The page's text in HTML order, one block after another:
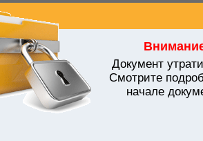
Документ
Смотрите
начале
УЗБЕКИСТАНА
хозяйственной и
от 17.06.1994 г. N УП-872 "О мерах